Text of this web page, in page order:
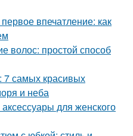
впечатление: как
волос: простой способ
7 самых красивых
и неба
для женского